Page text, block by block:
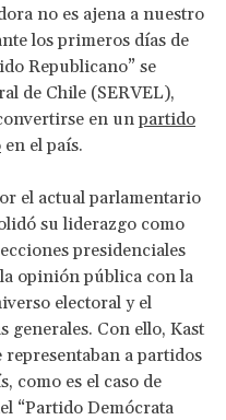
no es ajena a nuestro
los primeros días de
Republicano” se
de Chile (SERVEL),
en unpartido
en el país.
el actual parlamentario
su liderazgo como
presidenciales
opinión pública con la
electoral y el
generales. Con ello, Kast
a partidos
como es el caso de
“Partido Demócrata